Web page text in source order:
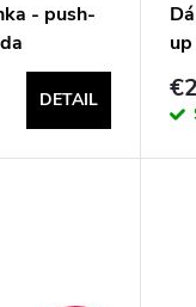
- push-
DETAIL